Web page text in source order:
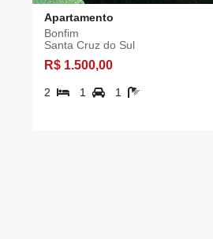
Apartamento
Bonfim
Santa Cruz do Sul
R$ 1.500,00
2 1 1